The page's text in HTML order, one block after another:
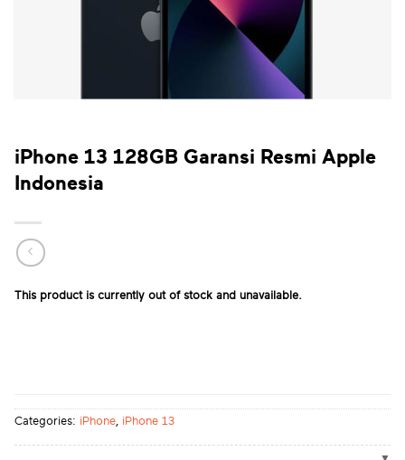
iPhone 13 128GB Garansi Resmi Apple
Indonesia
This product is currently out of stock and unavailable.
Categories: iPhone, iPhone 13